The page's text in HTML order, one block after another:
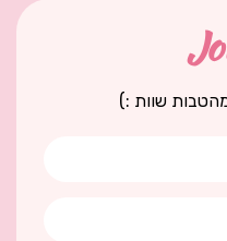
מהטבות שוות :)